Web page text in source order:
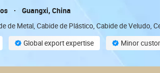
Guangxi, China
de Metal, Cabide de Plástico, Cabide de Veludo,
Global export expertise
Minor